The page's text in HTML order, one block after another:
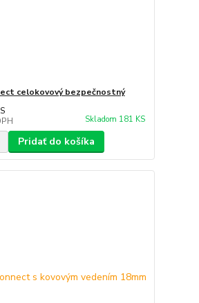
celokovový bezpečnostný
Skladom 181 KS
Pridať do košíka